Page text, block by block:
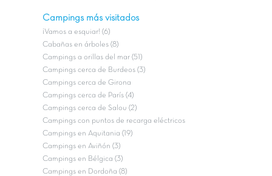
Campings más visitados
¡Vamos a esquiar! (6)
Cabañas en árboles (8)
Campings a orillas del mar (51)
Campings cerca de Burdeos (3)
Campings cerca de Girona
Campings cerca de París (4)
Campings cerca de Salou (2)
Campings con puntos de recarga eléctricos
Campings en Aquitania (19)
Campings en Aviñón (3)
Campings en Bélgica (3)
Campings en Dordoña (8)